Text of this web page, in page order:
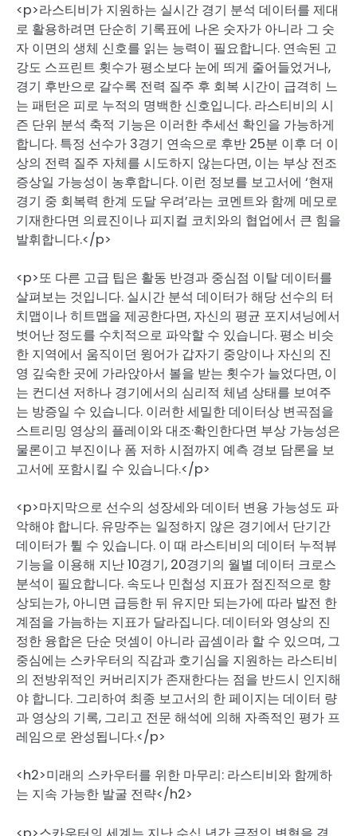
<p>라스티비가 지원하는 실시간 경기 분석 데이터를 제대
로 활용하려면 단순히 기록표에 나온 숫자가 아니라 그 숫
자 이면의 생체 신호를 읽는 능력이 필요합니다. 연속된 고
강도 스프린트 횟수가 평소보다 눈에 띄게 줄어들었거나,
경기 후반으로 갈수록 전력 질주 후 회복 시간이 급격히 느
는 패턴은 피로 누적의 명백한 신호입니다. 라스티비의 시
즌 단위 분석 축적 기능은 이러한 추세선 확인을 가능하게
합니다. 특정 선수가 3경기 연속으로 후반 25분 이후 더 이
상의 전력 질주 자체를 시도하지 않는다면, 이는 부상 전조
증상일 가능성이 농후합니다. 이런 정보를 보고서에 ‘현재
경기 중 회복력 한계 도달 우려’라는 코멘트와 함께 메모로
기재한다면 의료진이나 피지컬 코치와의 협업에서 큰 힘을
발휘합니다.</p>
<p>또 다른 고급 팁은 활동 반경과 중심점 이탈 데이터를
살펴보는 것입니다. 실시간 분석 데이터가 해당 선수의 터
치맵이나 히트맵을 제공한다면, 자신의 평균 포지셔닝에서
벗어난 정도를 수치적으로 파악할 수 있습니다. 평소 비슷
한 지역에서 움직이던 윙어가 갑자기 중앙이나 자신의 진
영 깊숙한 곳에 가라앉아서 볼을 받는 횟수가 늘었다면, 이
는 컨디션 저하나 경기에서의 심리적 체념 상태를 보여주
는 방증일 수 있습니다. 이러한 세밀한 데이터상 변곡점을
스트리밍 영상의 플레이와 대조·확인한다면 부상 가능성은
물론이고 부진이나 폼 저하 시점까지 예측 경보 담론을 보
고서에 포함시킬 수 있습니다.</p>
<p>마지막으로 선수의 성장세와 데이터 변용 가능성도 파
악해야 합니다. 유망주는 일정하지 않은 경기에서 단기간
데이터가 튈 수 있습니다. 이 때 라스티비의 데이터 누적뷰
기능을 이용해 지난 10경기, 20경기의 월별 데이터 크로스
분석이 필요합니다. 속도나 민첩성 지표가 점진적으로 향
상되는가, 아니면 급등한 뒤 유지만 되는가에 따라 발전 한
계점을 가늠하는 지표가 달라집니다. 데이터와 영상의 진
정한 융합은 단순 덧셈이 아니라 곱셈이라 할 수 있으며, 그
중심에는 스카우터의 직감과 호기심을 지원하는 라스티비
의 전방위적인 커버리지가 존재한다는 점을 반드시 인지해
야 합니다. 그리하여 최종 보고서의 한 페이지는 데이터 량
과 영상의 기록, 그리고 전문 해석에 의해 자족적인 평가 프
레임으로 완성됩니다.</p>
<h2>미래의 스카우터를 위한 마무리: 라스티비와 함께하
는 지속 가능한 발굴 전략</h2>